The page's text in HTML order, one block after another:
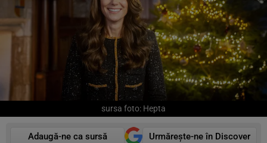
sursa foto: Hepta
Adaugă-ne ca sursă
Urmărește-ne în Discover